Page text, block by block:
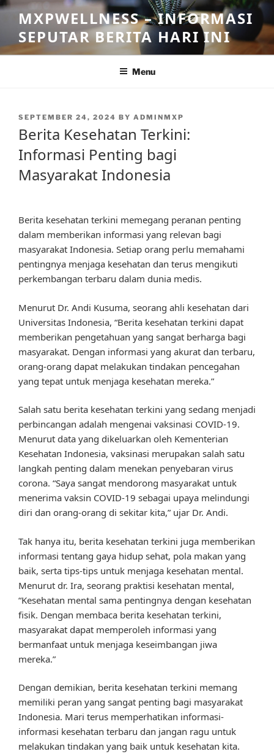
Skip
content
MXPWELLNESS – INFORMASI
SEPUTAR BERITA HARI INI
Menu
POSTED
SEPTEMBER 24, 2024 BY ADMINMXP
Berita Kesehatan Terkini:
Informasi Penting bagi
Masyarakat Indonesia
Berita kesehatan terkini memegang peranan penting
dalam memberikan informasi yang relevan bagi
masyarakat Indonesia. Setiap orang perlu memahami
pentingnya menjaga kesehatan dan terus mengikuti
perkembangan terbaru dalam dunia medis.
Menurut Dr. Andi Kusuma, seorang ahli kesehatan dari
Universitas Indonesia, “Berita kesehatan terkini dapat
memberikan pengetahuan yang sangat berharga bagi
masyarakat. Dengan informasi yang akurat dan terbaru,
orang-orang dapat melakukan tindakan pencegahan
yang tepat untuk menjaga kesehatan mereka.”
Salah satu berita kesehatan terkini yang sedang menjadi
perbincangan adalah mengenai vaksinasi COVID-19.
Menurut data yang dikeluarkan oleh Kementerian
Kesehatan Indonesia, vaksinasi merupakan salah satu
langkah penting dalam menekan penyebaran virus
corona. “Saya sangat mendorong masyarakat untuk
menerima vaksin COVID-19 sebagai upaya melindungi
diri dan orang-orang di sekitar kita,” ujar Dr. Andi.
Tak hanya itu, berita kesehatan terkini juga memberikan
informasi tentang gaya hidup sehat, pola makan yang
baik, serta tips-tips untuk menjaga kesehatan mental.
Menurut dr. Ira, seorang praktisi kesehatan mental,
“Kesehatan mental sama pentingnya dengan kesehatan
fisik. Dengan membaca berita kesehatan terkini,
masyarakat dapat memperoleh informasi yang
bermanfaat untuk menjaga keseimbangan jiwa
mereka.”
Dengan demikian, berita kesehatan terkini memang
memiliki peran yang sangat penting bagi masyarakat
Indonesia. Mari terus memperhatikan informasi-
informasi kesehatan terbaru dan jangan ragu untuk
melakukan tindakan yang baik untuk kesehatan kita.